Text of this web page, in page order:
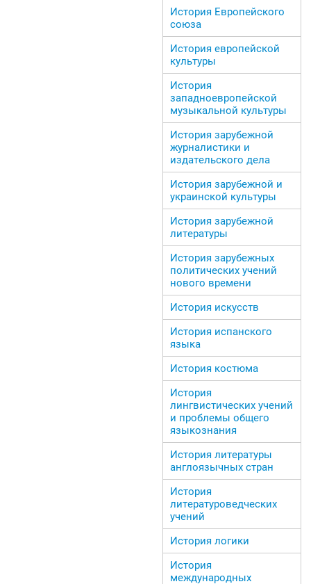
История Европейского
союза
История европейской
культуры
История
западноевропейской
музыкальной культуры
История зарубежной
журналистики и
издательского дела
История зарубежной и
украинской культуры
История зарубежной
литературы
История зарубежных
политических учений
нового времени
История искусств
История испанского
языка
История костюма
История
лингвистических учений
и проблемы общего
языкознания
История литературы
англоязычных стран
История
литературоведческих
учений
История логики
История
международных